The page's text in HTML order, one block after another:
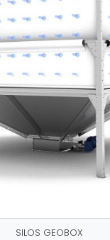
SILOS GEOBOX